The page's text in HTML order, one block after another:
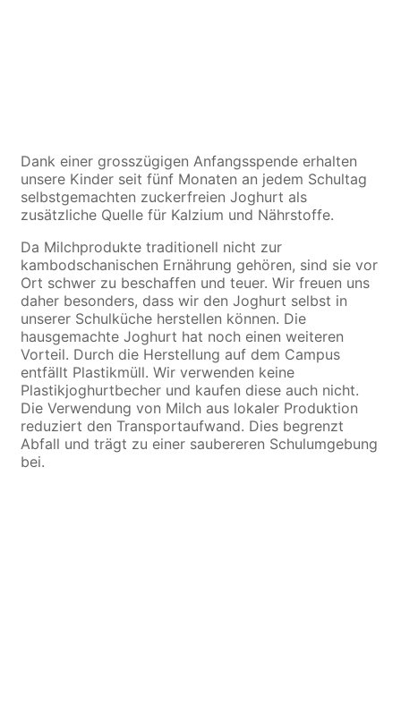
Dank einer grosszügigen Anfangsspende erhalten
unsere Kinder seit fünf Monaten an jedem Schultag
selbstgemachten zuckerfreien Joghurt als
zusätzliche Quelle für Kalzium und Nährstoffe.
Da Milchprodukte traditionell nicht zur
kambodschanischen Ernährung gehören, sind sie vor
Ort schwer zu beschaffen und teuer. Wir freuen uns
daher besonders, dass wir den Joghurt selbst in
unserer Schulküche herstellen können. Die
hausgemachte Joghurt hat noch einen weiteren
Vorteil. Durch die Herstellung auf dem Campus
entfällt Plastikmüll. Wir verwenden keine
Plastikjoghurtbecher und kaufen diese auch nicht.
Die Verwendung von Milch aus lokaler Produktion
reduziert den Transportaufwand. Dies begrenzt
Abfall und trägt zu einer saubereren Schulumgebung
bei.